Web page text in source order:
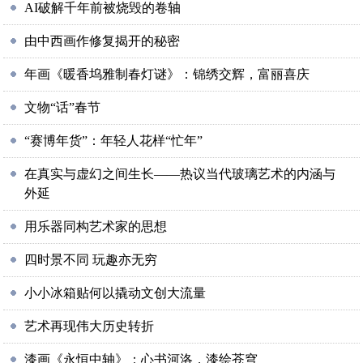
AI破解千年前被烧毁的卷轴
由中西画作修复揭开的秘密
年画《暖香坞雅制春灯谜》：锦绣交辉，富丽喜庆
文物“话”春节
“赛博年货”：年轻人花样“忙年”
在真实与虚幻之间生长——热议当代玻璃艺术的内涵与
外延
用乐器同构艺术家的思想
四时景不同 玩趣亦无穷
小小冰箱贴何以撬动文创大流量
艺术再现伟大历史转折
漆画《永恒中轴》：心书河洛，漆绘苍穹